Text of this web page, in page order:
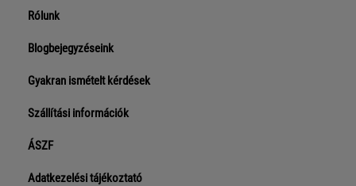
Rólunk
Blogbejegyzéseink
Gyakran ismételt kérdések
Szállítási információk
ÁSZF
Adatkezelési tájékoztató